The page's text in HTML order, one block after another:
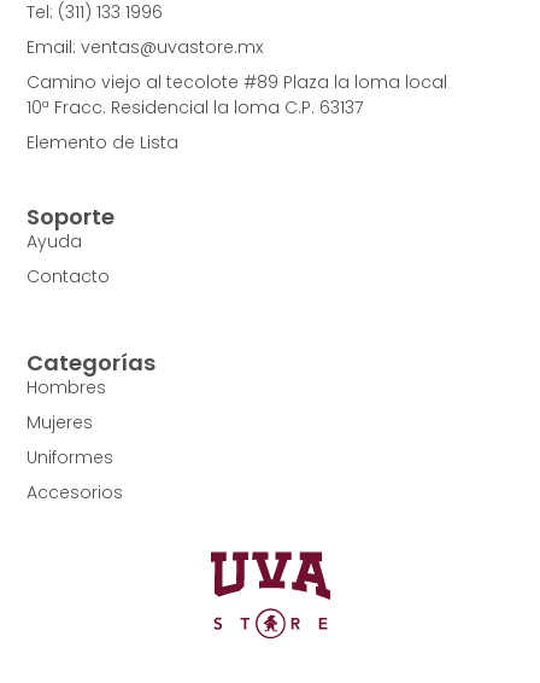
Tel: (311) 133 1996
Email: ventas@uvastore.mx
Camino viejo al tecolote #89 Plaza la loma local
10ª Fracc. Residencial la loma C.P. 63137
Elemento de Lista
Categorías
Hombres
Mujeres
Uniformes
Accesorios
Soporte
Ayuda
Contacto